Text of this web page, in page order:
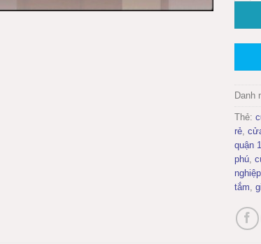
Danh
Thẻ:
rẻ,
quận
phú,
tắm,